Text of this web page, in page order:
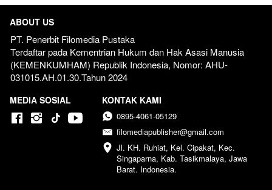
ABOUT US
PT. Penerbit Filomedia Pustaka
Terdaftar pada Kementrian Hukum dan Hak Asasi Manusia
(KEMENKUMHAM) Republik Indonesia, Nomor: AHU-
031015.AH.01.30.Tahun 2024
MEDIA SOSIAL KONTAK KAMI
0895-4061-05129
filomediapublisher@gmail.com
Jl. KH. Ruhiat, Kel. Cipakat, Kec.
Singaparna, Kab. Tasikmalaya, Jawa
Barat. Indonesia.